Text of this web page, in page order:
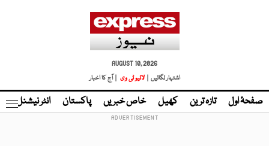
AUGUST 10, 2026
اشتہار لگائیں |
لائیو ٹی وی | آج کا اخبار
صفحۂ اول تازہ ترین کھیل خاص خبریں پاکستان انٹر نیشنل